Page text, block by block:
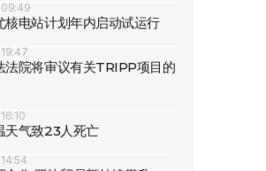
核电站计划年内启动试运行
法院将审议有关TRIPP项目的
天气致23人死亡